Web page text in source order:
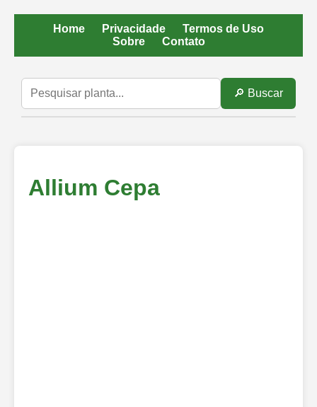
Home Privacidade
Termos de Uso
Sobre
Contato
🔎 Buscar
Allium Cepa